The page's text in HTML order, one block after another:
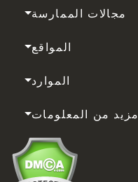
مجالات الممارسة
المواقع
الموارد
مزيد من المعلومات